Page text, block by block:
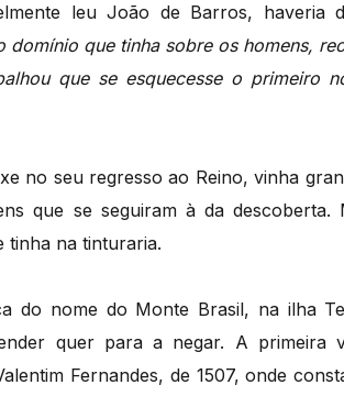
leu João de Barros, haveria
que tinha sobre os homens,
que se esquecesse o primeiro
no seu regresso ao Reino, vinha
que se seguiram à da descoberta.
tinha na tinturaria.
do nome do Monte Brasil, na ilha
quer para a negar. A primeira
Fernandes, de 1507, onde